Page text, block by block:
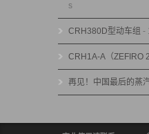
s
CRH380D型动车组 -
CRH1A-A（ZEFIRO
再见！中国最后的蒸